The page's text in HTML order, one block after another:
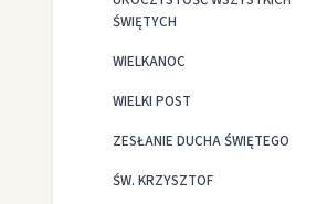
ŚWIĘTYCH
WIELKANOC
WIELKI POST
ZESŁANIE DUCHA ŚWIĘTEGO
ŚW. KRZYSZTOF